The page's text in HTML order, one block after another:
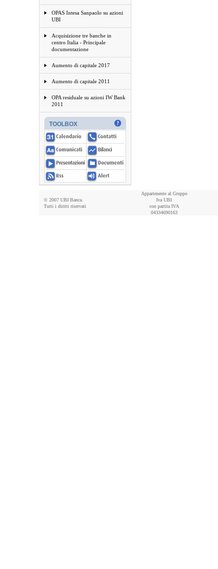
OPAS Intesa Sanpaolo su azioni
UBI
Acquisizione tre banche in
centro Italia - Principale
documentazione
Aumento di capitale 2017
Aumento di capitale 2011
OPA residuale su azioni IW Bank
2011
TOOLBOX
© 2007 UBI Banca.
Tutti i diritti riservati
Appartenente al Gruppo
Iva UBI
con partita IVA
04334690163